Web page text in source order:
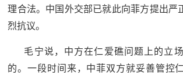
役
人
理合法。中国外交部已就此向菲方提出严
烈抗议。
毛宁说，中方在仁爱礁问题上的立
的。一段时间来，中菲双方就妥善管控